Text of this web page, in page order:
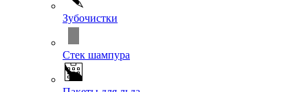
Зубочистки
Стек шампура